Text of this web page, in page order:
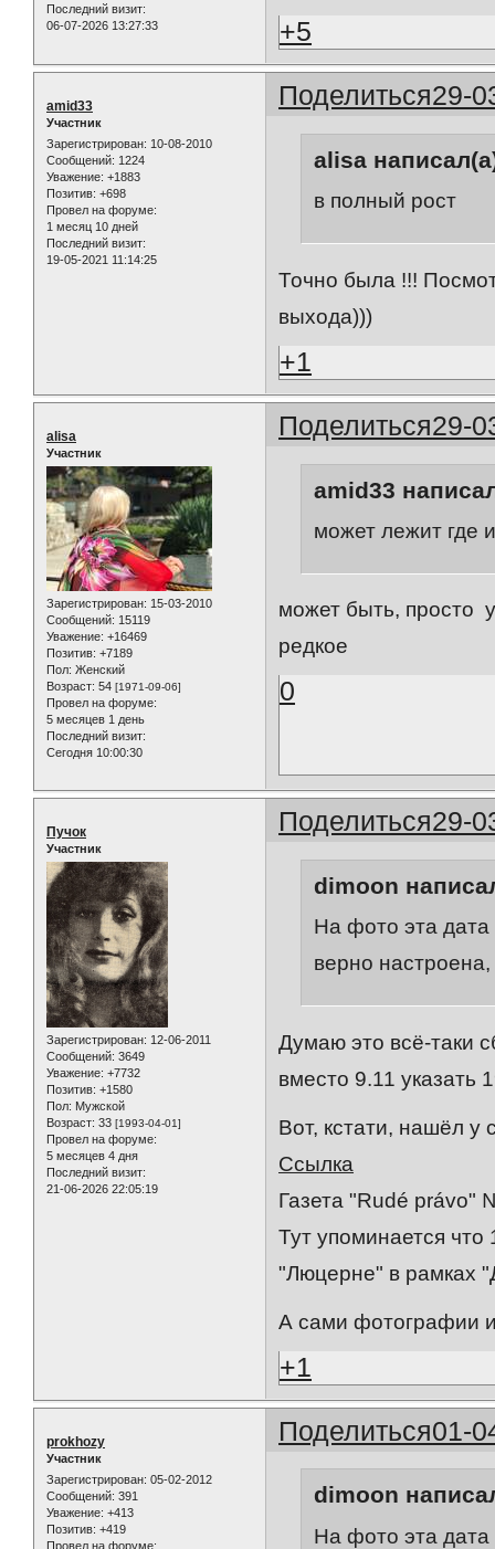
Последний визит:
06-07-2026 13:27:33
+5
Поделиться29-
amid33
Участник
Зарегистрирован: 10-08-2010
Сообщений: 1224
Уважение: +1883
Позитив: +698
Провел на форуме:
1 месяц 10 дней
Последний визит:
19-05-2021 11:14:25
alisa
в полный рост
Точно была !!!
выхода)))
+1
Поделиться29-
alisa
Участник
Зарегистрирован: 15-03-2010
Сообщений: 15119
Уважение: +16469
Позитив: +7189
Пол: Женский
Возраст: 54 [1971-09-06]
Провел на форуме:
5 месяцев 1 день
Последний визит:
Сегодня 10:00:30
amid33
может лежит где
может быть, просто
редкое
0
Поделиться29-
Пучок
Участник
Зарегистрирован: 12-06-2011
Сообщений: 3649
Уважение: +7732
Позитив: +1580
Пол: Мужской
Возраст: 33 [1993-04-01]
Провел на форуме:
5 месяцев 4 дня
Последний визит:
21-06-2026 22:05:19
dimoon
На фото эта дата
верно настроена,
Думаю это всё-таки
вместо 9.11 указать
Вот, кстати, нашёл у
Ссылка
Газета "Rudé právo"
Тут упоминается
"Люцерне" в рамках
А сами фотографии
+1
Поделиться01-
prokhozy
Участник
Зарегистрирован: 05-02-2012
Сообщений: 391
Уважение: +413
Позитив: +419
Провел на форуме:
dimoon
На фото эта дата